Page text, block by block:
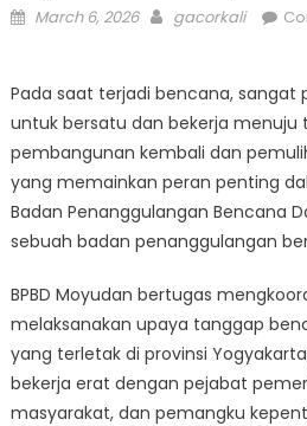
Posted
March 6, 2026 Author
gacorkali
Pada saat terjadi bencana, sangat
untuk bersatu dan bekerja menuju
pembangunan kembali dan
yang memainkan peran penting
Badan Penanggulangan Bencana
sebuah badan penanggulangan
BPBD Moyudan bertugas
melaksanakan upaya tanggap
yang terletak di provinsi
bekerja erat dengan pejabat
masyarakat, dan pemangku